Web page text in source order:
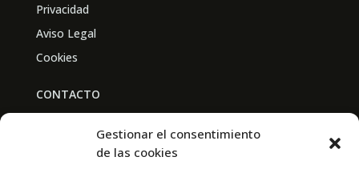
Gestionar el consentimiento
de las cookies
Privacidad
Aviso Legal
Cookies
CONTACTO
Av. Real Academia de Medicina